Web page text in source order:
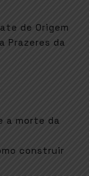
de Origem
Prazeres da
a morte da
construir